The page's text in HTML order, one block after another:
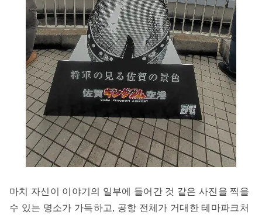
마치 자신이 이야기의 일부에 들어간 것 같은 사진을 찍을
수 있는 명소가 가득하고, 공항 전체가 거대한 테마파크처